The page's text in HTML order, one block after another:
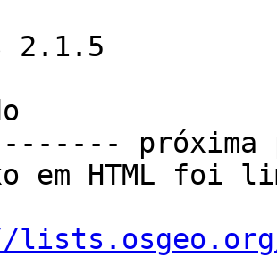
2.1.5
em HTML foi